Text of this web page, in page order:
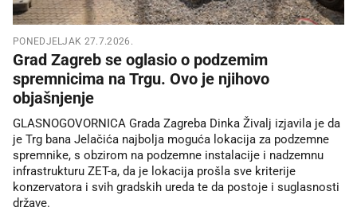
PONEDJELJAK 27.7.2026.
Grad Zagreb se oglasio o podzemim
spremnicima na Trgu. Ovo je njihovo
objašnjenje
GLASNOGOVORNICA Grada Zagreba Dinka Živalj izjavila je da
je Trg bana Jelačića najbolja moguća lokacija za podzemne
spremnike, s obzirom na podzemne instalacije i nadzemnu
infrastrukturu ZET-a, da je lokacija prošla sve kriterije
konzervatora i svih gradskih ureda te da postoje i suglasnosti
države.